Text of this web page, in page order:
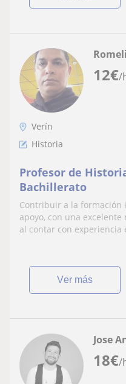
12€/
Verín
Historia
Profesor de
Bachillerato
Contribuir a la formación
apoyo, con una
al contar con experiencia
ver más
18€/
Jose